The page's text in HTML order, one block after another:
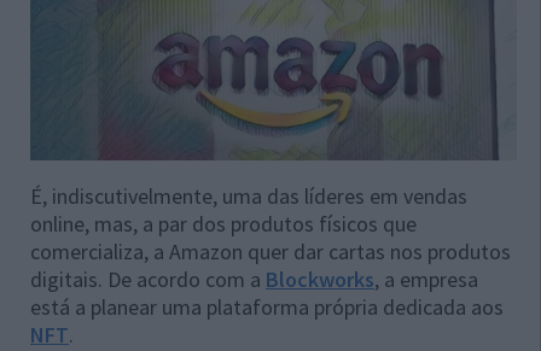
É, indiscutivelmente, uma das líderes em vendas
online, mas, a par dos produtos físicos que
comercializa, a Amazon quer dar cartas nos produtos
digitais. De acordo com a Blockworks, a empresa
está a planear uma plataforma própria dedicada aos
NFT.